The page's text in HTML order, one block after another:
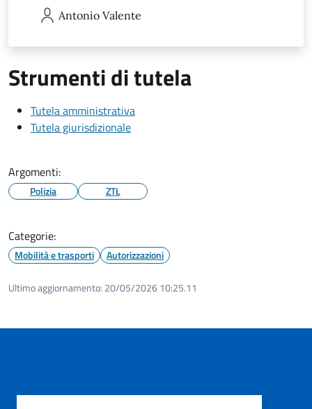
Antonio Valente
Strumenti di tutela
Tutela amministrativa
Tutela giurisdizionale
Argomenti:
Polizia ZTL
Categorie:
Mobilità e trasporti Autorizzazioni
Ultimo aggiornamento: 20/05/2026 10:25.11